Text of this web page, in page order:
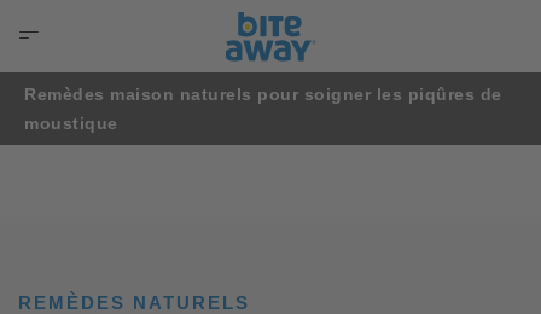
Remèdes maison naturels pour soigner les piqûres de
moustique
REMÈDES NATURELS